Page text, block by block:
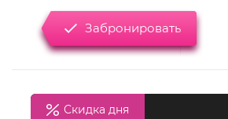
Забронировать
Скидка дня